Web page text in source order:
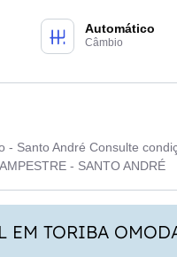
Automático
Câmbio
- Santo André Consulte
- SANTO ANDRÉ
EM TORIBA